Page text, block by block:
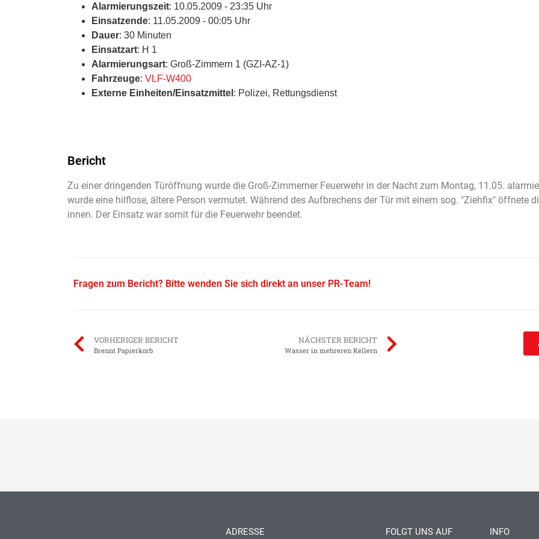
Alarmierungszeit: 10.05.2009 - 23:35 Uhr
Einsatzende: 11.05.2009 - 00:05 Uhr
Dauer: 30 Minuten
Einsatzart: H 1
Alarmierungsart: Groß-Zimmern 1 (GZI-AZ-1)
Fahrzeuge: VLF-W400
Externe Einheiten/Einsatzmittel : Polizei, Rettungsdienst
Bericht
Zu einer dringenden Türöffnung wurde die Groß-Zimmerner Feuerwehr in der Nacht zum Montag, 11.05.
wurde eine hilflose, ältere Person vermutet. Während des Aufbrechens der Tür mit einem sog. "Ziehfix" öffnete
innen. Der Einsatz war somit für die Feuerwehr beendet.
Fragen zum Bericht? Bitte wenden Sie sich direkt an unser PR-Team!
VORHERIGER BERICHT
Brennt Papierkorb
NÄCHSTER BERICHT
Wasser in mehreren Kellern
ADRESSE FOLGT UNS AUF INFO